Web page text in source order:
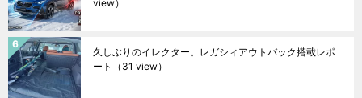
view）
久しぶりのイレクター。レガシィアウトバック搭載レポ
ート
（31 view）